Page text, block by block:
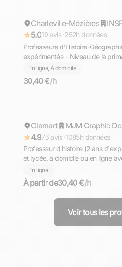
Répond rapidement
Charleville-Mézières
5.019 avis ·252h données
Professeure d’Histoire-
expérimentée - Niveau de la
en ligne)
En ligne, À domicile
30,40 €/h
Répond rapidement
Clamart
MJM Graphic
4.976 avis ·1085h données
Professeur d'histoire (2 ans
et lycée, à domicile ou en ligne
adapté pour évoluer rapidement
En ligne
À partir de30,40 €/h
Voir tous les